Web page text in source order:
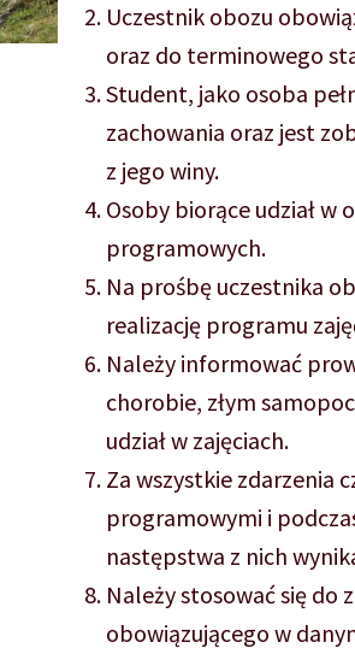
Uczestnik obozu
oraz do terminowego
Student, jako osoba
zachowania oraz jest
z jego winy.
Osoby biorące udział w
programowych.
Na prośbę uczestnika
realizację programu
Należy informować
chorobie, złym
udział w zajęciach.
Za wszystkie zdarzenia
programowymi i
następstwa z nich
Należy stosować się do
obowiązującego w